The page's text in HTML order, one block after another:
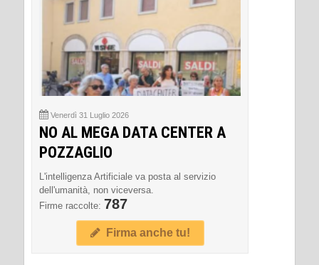
Venerdì 31 Luglio 2026
NO AL MEGA DATA CENTER A
POZZAGLIO
L'intelligenza Artificiale va posta al servizio
dell'umanità, non viceversa.
Firme raccolte: 787
Firma anche tu!